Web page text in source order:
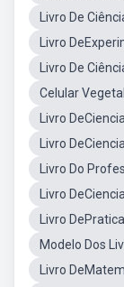
Livro De
Livro
Livro De
Celular
Livro
Livro
Livro Do
Livro
Livro
Modelo Dos
Livro